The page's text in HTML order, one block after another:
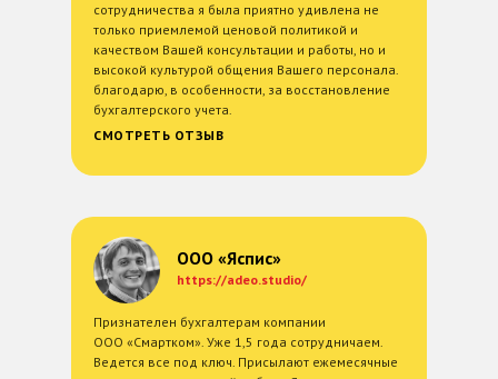
сотрудничества я была приятно удивлена не
только приемлемой ценовой политикой и
качеством Вашей консультации и работы, но и
высокой культурой общения Вашего персонала.
благодарю, в особенности, за восстановление
бухгалтерского учета.
СМОТРЕТЬ ОТЗЫВ
Признателен бухгалтерам компании
ООО «Смартком». Уже 1,5 года сотрудничаем.
Ведется все под ключ. Присылают ежемесячные
ООО «Яспис»
https://adeo.studio/